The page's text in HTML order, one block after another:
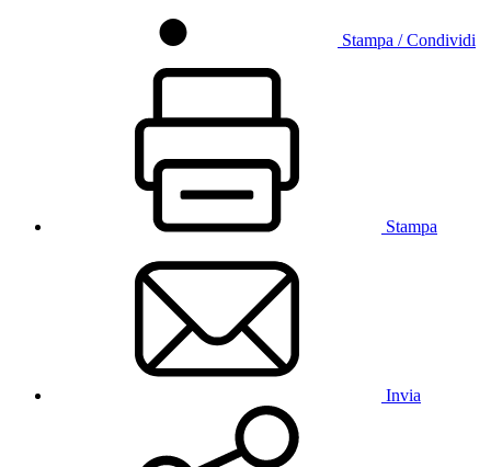
Stampa / Condividi
Stampa
Invia